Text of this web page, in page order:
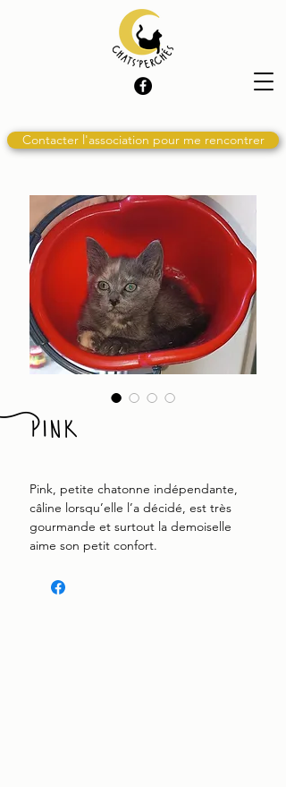
Contacter l'association pour me rencontrer
Pink
Pink, petite chatonne indépendante,
câline lorsqu’elle l’a décidé, est très
gourmande et surtout la demoiselle
aime son petit confort.